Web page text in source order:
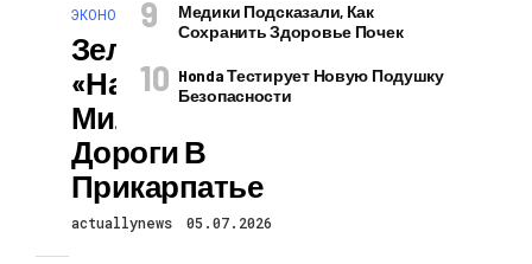
ЭКОНОМИКА И ПОЛИТИКА
Зеленский
«нашел» 175
Миллионов На
Дороги В
Прикарпатье
actuallynews 05.07.2026
Медики Подсказали, Как
Сохранить Здоровье Почек
Honda Тестирует Новую Подушку
Безопасности